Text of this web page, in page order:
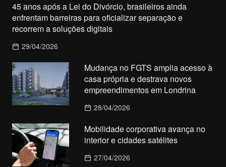
45 anos após a Lei do Divórcio, brasileiros ainda
enfrentam barreiras para oficializar separação e
recorrem a soluções digitais
29/04/2026
Mudança no FGTS amplia acesso à
casa própria e destrava novos
empreendimentos em Londrina
28/04/2026
Mobilidade corporativa avança no
interior e cidades satélites
27/04/2026